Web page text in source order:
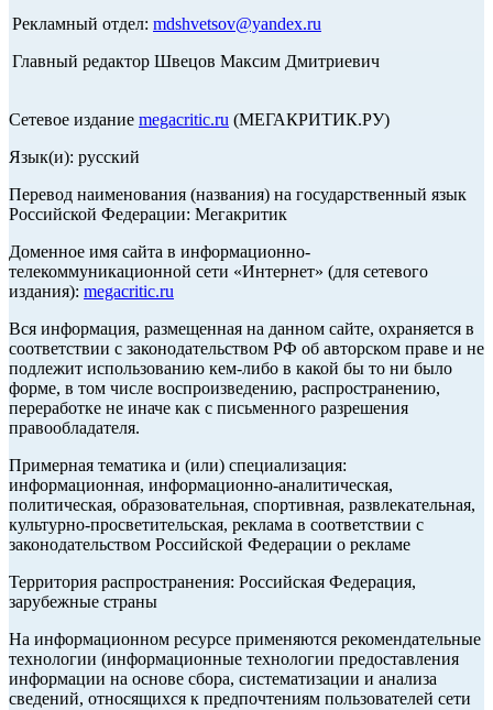
Рекламный отдел: mdshvetsov@yandex.ru
Главный редактор Швецов Максим Дмитриевич
Сетевое издание megacritic.ru (МЕГАКРИТИК.РУ)
Язык(и): русский
Перевод наименования (названия) на государственный язык
Российской Федерации: Мегакритик
Доменное имя сайта в информационно-
телекоммуникационной сети «Интернет» (для сетевого
издания): megacritic.ru
Вся информация, размещенная на данном сайте, охраняется в
соответствии с законодательством РФ об авторском праве и не
подлежит использованию кем-либо в какой бы то ни было
форме, в том числе воспроизведению, распространению,
переработке не иначе как с письменного разрешения
правообладателя.
Примерная тематика и (или) специализация:
информационная, информационно-аналитическая,
политическая, образовательная, спортивная, развлекательная,
культурно-просветительская, реклама в соответствии с
законодательством Российской Федерации о рекламе
Территория распространения: Российская Федерация,
зарубежные страны
На информационном ресурсе применяются рекомендательные
технологии (информационные технологии предоставления
информации на основе сбора, систематизации и анализа
сведений, относящихся к предпочтениям пользователей сети